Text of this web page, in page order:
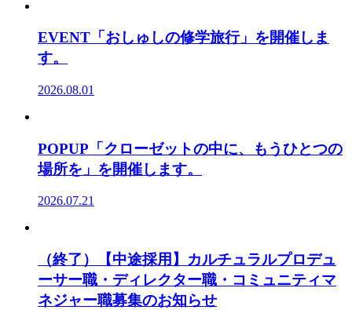
EVENT「おしゅしの修学旅行」を開催しま
す。
2026.08.01
POPUP「クローゼットの中に、もうひとつの
場所を」を開催します。
2026.07.21
（終了）【中途採用】カルチュラルプロデュ
ーサー職・ディレクター職・コミュニティマ
ネジャー職募集のお知らせ